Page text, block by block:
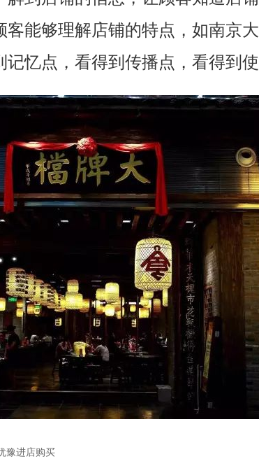
客能够理解店铺的特点，如南京
忆点，看得到传播点，看得到使
进店购买